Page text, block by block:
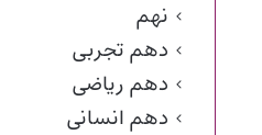
نهم
دهم تجربی
دهم ریاضی
دهم انسانی